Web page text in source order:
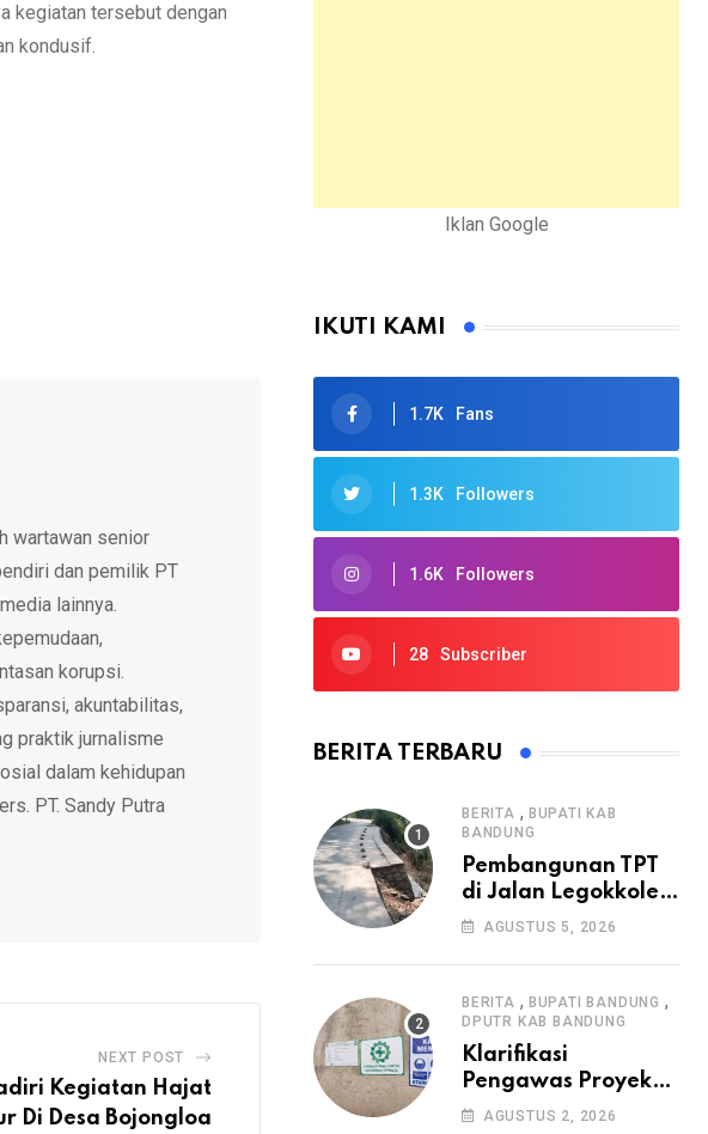
kegiatan tersebut dengan
kondusif.
wartawan senior
dan pemilik PT
lainnya.
korupsi.
akuntabilitas,
praktik jurnalisme
dalam kehidupan
PT. Sandy Putra
NEXT POST
Kegiatan Hajat
Di Desa Bojongloa
Iklan Google
IKUTI KAMI
1.7K Fans
1.3K Followers
1.6K Followers
28 Subscriber
BERITA TERBARU
BERITA , BUPATI KAB
BANDUNG
Pembangunan TPT
di Jalan Legokkole
Rawabogo Disorot
Tanpa Papan
Informasi Proyek
AGUSTUS 5, 2026
BERITA , BUPATI BANDUNG ,
DPUTR KAB BANDUNG
Klarifikasi
Pengawas Proyek
Citiis Terkait
AGUSTUS 2, 2026